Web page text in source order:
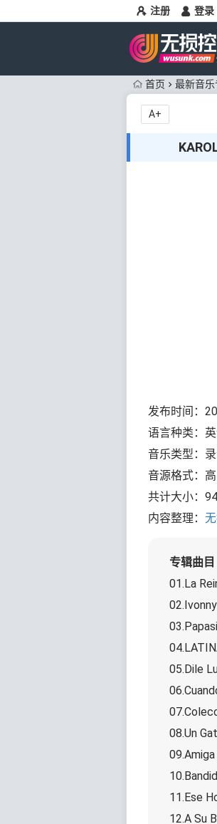
注册 登录
首页 最新音乐
A+
发布时间：
语言种类：
音乐类型：
音源格式：
共计大小：
内容整理：
专辑曲目
01.La
05.Dile
08.Un
11.Ese
12.A Su